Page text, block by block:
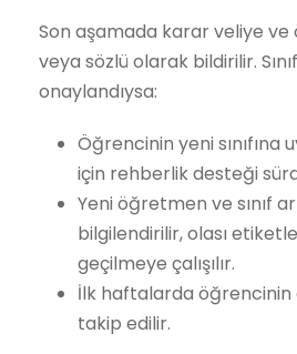
Son aşamada karar veliye ve
veya sözlü olarak bildirilir.
onaylandıysa:
Öğrencinin yeni sınıfına
için rehberlik desteği
Yeni öğretmen ve sınıf
bilgilendirilir, olası
geçilmeye çalışılır.
İlk haftalarda öğrencinin
takip edilir.